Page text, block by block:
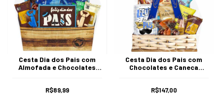
Cesta Dia dos Pais com
Almofada e Chocolates
R$89,99
Cesta Dia dos Pais com
Chocolates e Caneca
R$147,00